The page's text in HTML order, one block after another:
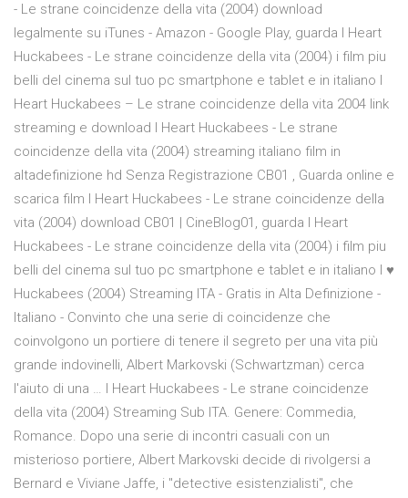
- Le strane coincidenze della vita (2004) download
legalmente su iTunes - Amazon - Google Play, guarda I Heart
Huckabees - Le strane coincidenze della vita (2004) i film piu
belli del cinema sul tuo pc smartphone e tablet e in italiano I
Heart Huckabees – Le strane coincidenze della vita 2004 link
streaming e download I Heart Huckabees - Le strane
coincidenze della vita (2004) streaming italiano film in
altadefinizione hd Senza Registrazione CB01 , Guarda online e
scarica film I Heart Huckabees - Le strane coincidenze della
vita (2004) download CB01 | CineBlog01, guarda I Heart
Huckabees - Le strane coincidenze della vita (2004) i film piu
belli del cinema sul tuo pc smartphone e tablet e in italiano I ♥
Huckabees (2004) Streaming ITA - Gratis in Alta Definizione -
Italiano - Convinto che una serie di coincidenze che
coinvolgono un portiere di tenere il segreto per una vita più
grande indovinelli, Albert Markovski (Schwartzman) cerca
l'aiuto di una … I Heart Huckabees - Le strane coincidenze
della vita (2004) Streaming Sub ITA. Genere: Commedia,
Romance. Dopo una serie di incontri casuali con un
misterioso portiere, Albert Markovski decide di rivolgersi a
Bernard e Viviane Jaffe, i "detective esistenzialisti", che